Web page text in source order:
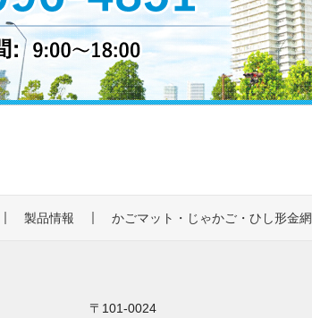
製品情報 かごマット・じゃかご・ひし形金網
〒101-0024